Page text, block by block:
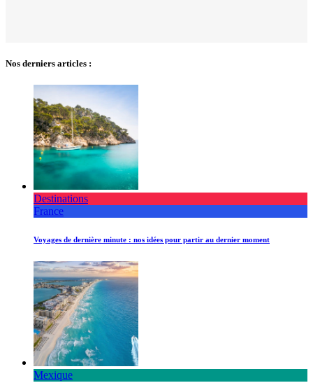
Nos derniers articles :
Destinations
France
Voyages de dernière minute : nos idées pour partir au dernier moment
Mexique